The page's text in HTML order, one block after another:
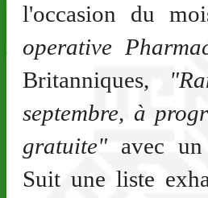
l'occasion du
operative
Britanniques,
septembre, à
gratuite"avec un
Suit une liste